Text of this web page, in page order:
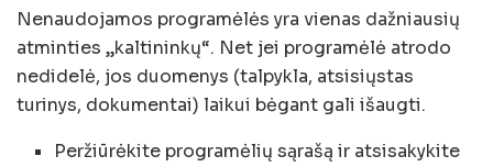
Nenaudojamos programėlės yra vienas dažniausių
atminties „kaltininkų“. Net jei programėlė atrodo
nedidelė, jos duomenys (talpykla, atsisiųstas
turinys, dokumentai) laikui bėgant gali išaugti.
Peržiūrėkite programėlių sąrašą ir atsisakykite